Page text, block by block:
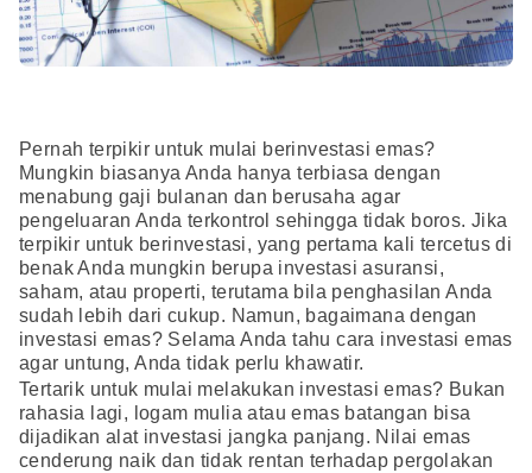
Pernah terpikir untuk mulai berinvestasi emas?
Mungkin biasanya Anda hanya terbiasa dengan
menabung gaji bulanan dan berusaha agar
pengeluaran Anda terkontrol sehingga tidak boros. Jika
terpikir untuk berinvestasi, yang pertama kali tercetus di
benak Anda mungkin berupa investasi asuransi,
saham, atau properti, terutama bila penghasilan Anda
sudah lebih dari cukup. Namun, bagaimana dengan
investasi emas? Selama Anda tahu cara investasi emas
agar untung, Anda tidak perlu khawatir.
Tertarik untuk mulai melakukan investasi emas? Bukan
rahasia lagi, logam mulia atau emas batangan bisa
dijadikan alat investasi jangka panjang. Nilai emas
cenderung naik dan tidak rentan terhadap pergolakan